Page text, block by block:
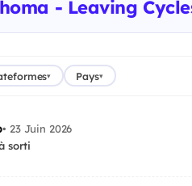
- Leaving
▾ Pays▾
• 23 Juin 2026
sorti